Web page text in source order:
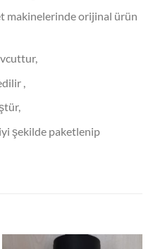
makinelerinde orijinal ürün
,
şekilde paketlenip